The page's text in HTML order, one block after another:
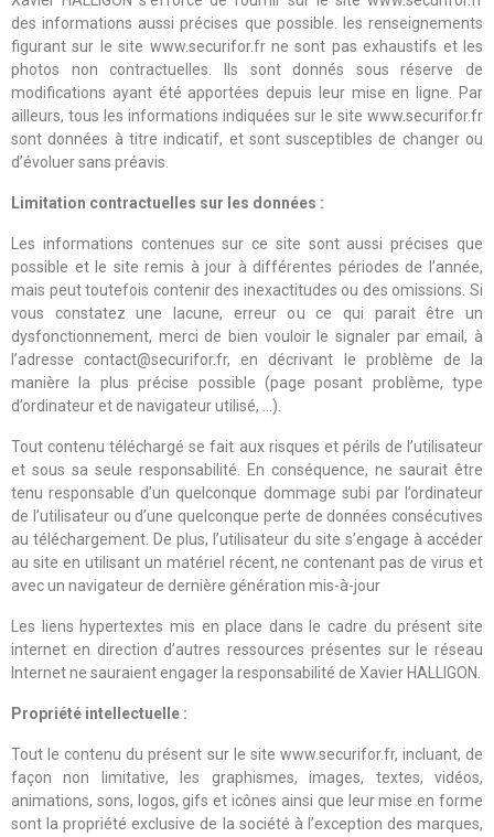
des informations aussi précises que possible. les renseignements
figurant sur le site www.securifor.fr ne sont pas exhaustifs et les
photos non contractuelles. Ils sont donnés sous réserve de
modifications ayant été apportées depuis leur mise en ligne. Par
ailleurs, tous les informations indiquées sur le site www.securifor.fr
sont données à titre indicatif, et sont susceptibles de changer ou
d’évoluer sans préavis.
Limitation contractuelles sur les données :
Les informations contenues sur ce site sont aussi précises que
possible et le site remis à jour à différentes périodes de l’année,
mais peut toutefois contenir des inexactitudes ou des omissions. Si
vous constatez une lacune, erreur ou ce qui parait être un
dysfonctionnement, merci de bien vouloir le signaler par email, à
l’adresse contact@securifor.fr, en décrivant le problème de la
manière la plus précise possible (page posant problème, type
d’ordinateur et de navigateur utilisé, …).
Tout contenu téléchargé se fait aux risques et périls de l’utilisateur
et sous sa seule responsabilité. En conséquence, ne saurait être
tenu responsable d’un quelconque dommage subi par l’ordinateur
de l’utilisateur ou d’une quelconque perte de données consécutives
au téléchargement. De plus, l’utilisateur du site s’engage à accéder
au site en utilisant un matériel récent, ne contenant pas de virus et
avec un navigateur de dernière génération mis-à-jour
Les liens hypertextes mis en place dans le cadre du présent site
internet en direction d’autres ressources présentes sur le réseau
Internet ne sauraient engager la responsabilité de Xavier HALLIGON.
Propriété intellectuelle :
Tout le contenu du présent sur le site www.securifor.fr, incluant, de
façon non limitative, les graphismes, images, textes, vidéos,
animations, sons, logos, gifs et icônes ainsi que leur mise en forme
sont la propriété exclusive de la société à l’exception des marques,